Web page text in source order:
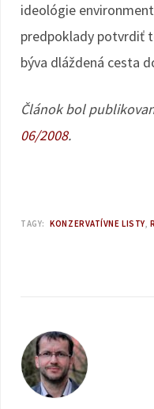
ideológie
predpoklady potvrdiť
býva dláždená cesta
Článok bol
06/2008.
TAGY: KONZERVATÍVNE LISTY